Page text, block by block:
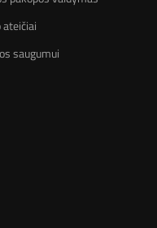
ateičiai
saugumui